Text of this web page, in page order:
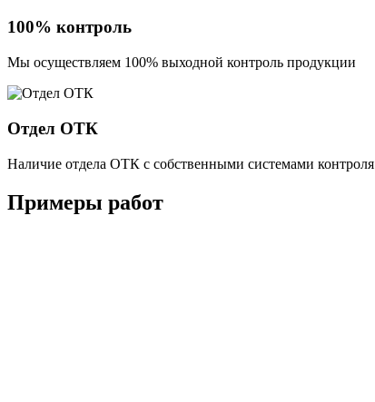
100% контроль
Мы осуществляем 100% выходной контроль продукции
Отдел ОТК
Наличие отдела ОТК с собственными системами контроля
Примеры работ